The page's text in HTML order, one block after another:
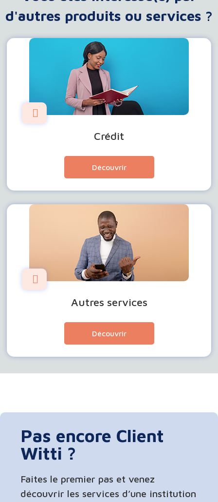
d'autres produits ou services ?
Crédit
Découvrir
Autres services
Découvrir
Pas encore Client
Witti ?
Faites le premier pas et venez
découvrir les services d’une institution